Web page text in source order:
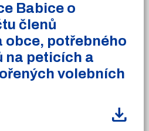
Babice o
členů
potřebného
na peticích a
volebních
download